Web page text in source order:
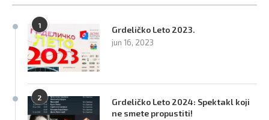
1 Grdeličko Leto 2023.
jun 16, 2023
2
Grdeličko Leto 2024: Spektakl koji
ne smete propustiti!